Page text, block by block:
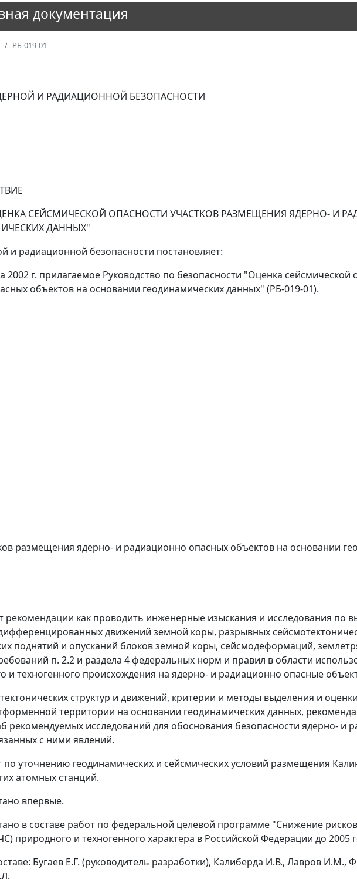
документация
РБ-019-01
И РАДИАЦИОННОЙ БЕЗОПАСНОСТИ
СЕЙСМИЧЕСКОЙ ОПАСНОСТИ УЧАСТКОВ РАЗМЕЩЕНИЯ ЯДЕРНО- И
ДАННЫХ"
и радиационной безопасности постановляет:
2002 г. прилагаемое Руководство по безопасности "Оценка сейсмической
объектов на основании геодинамических данных" (РБ-019-01).
размещения ядерно- и радиационно опасных объектов на основании
рекомендации как проводить инженерные изыскания и исследования по
движений земной коры, разрывных
поднятий и опусканий блоков земной коры, сейсмодеформаций,
п. 2.2 и раздела 4 федеральных норм и правил в области
и техногенного происхождения на ядерно- и радиационно опасные
структур и движений, критерии и методы выделения и
территории на основании геодинамических данных,
рекомендуемых исследований для обоснования безопасности ядерно- и
с ними явлений.
по уточнению геодинамических и сейсмических условий размещения
атомных станций.
впервые.
в составе работ по федеральной целевой программе "Снижение
природного и техногенного характера в Российской Федерации до 2005
Бугаев Е.Г. (руководитель разработки), Калиберда И.В., Лавров И.М.,